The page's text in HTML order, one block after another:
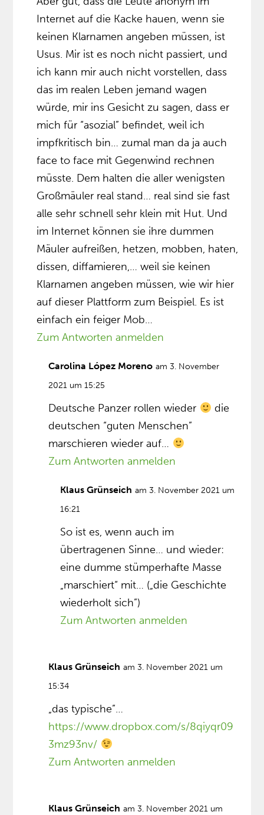
Internet auf die Kacke hauen, wenn sie
keinen Klarnamen angeben müssen, ist
Usus. Mir ist es noch nicht passiert, und
ich kann mir auch nicht vorstellen, dass
das im realen Leben jemand wagen
würde, mir ins Gesicht zu sagen, dass er
mich für “asozial” befindet, weil ich
impfkritisch bin… zumal man da ja auch
face to face mit Gegenwind rechnen
müsste. Dem halten die aller wenigsten
Großmäuler real stand… real sind sie fast
alle sehr schnell sehr klein mit Hut. Und
im Internet können sie ihre dummen
Mäuler aufreißen, hetzen, mobben, haten,
dissen, diffamieren,… weil sie keinen
Klarnamen angeben müssen, wie wir hier
auf dieser Plattform zum Beispiel. Es ist
einfach ein feiger Mob…
Zum Antworten anmelden
Carolina López Moreno am 3. November
2021 um 15:25
Deutsche Panzer rollen wieder
die
deutschen “guten Menschen”
marschieren wieder auf…
Zum Antworten anmelden
Klaus Grünseich am 3. November 2021 um
16:21
So ist es, wenn auch im
übertragenen Sinne… und wieder:
eine dumme stümperhafte Masse
„marschiert“ mit… („die Geschichte
wiederholt sich”)
Zum Antworten anmelden
Klaus Grünseich am 3. November 2021 um
15:34
„das typische”…
https://www.dropbox.com/s/8qiyqr09
3mz93nv/
Zum Antworten anmelden
Klaus Grünseich am 3. November 2021 um